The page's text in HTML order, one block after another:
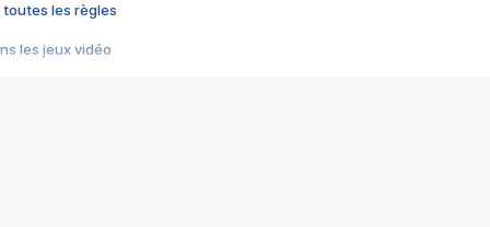
toutes les règles
les jeux vidéo